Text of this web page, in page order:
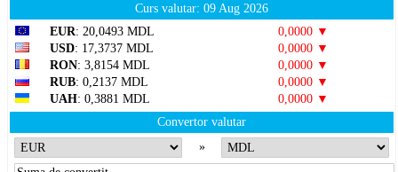
Curs valutar: 09 Aug 2026
EUR: 20,0493 MDL
0,0000 ▼
USD: 17,3737 MDL
0,0000 ▼
RON: 3,8154 MDL
0,0000 ▼
RUB: 0,2137 MDL
0,0000 ▼
UAH: 0,3881 MDL
0,0000 ▼
Convertor valutar
»